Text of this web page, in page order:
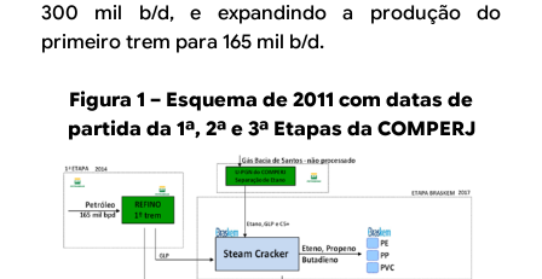
300 mil b/d, e expandindo a produção do
primeiro trem para 165 mil b/d.
Figura 1 – Esquema de 2011 com datas de
partida da 1ª, 2ª e 3ª Etapas da COMPERJ